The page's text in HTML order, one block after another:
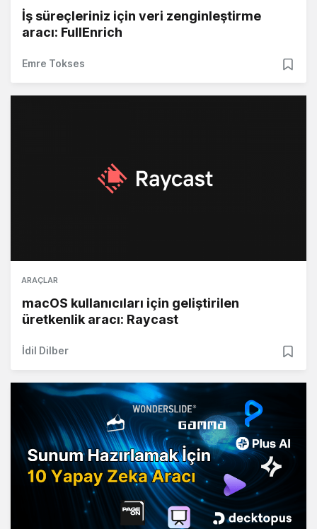
İş süreçleriniz için veri zenginleştirme
aracı: FullEnrich
Emre Tokses
ARAÇLAR
macOS kullanıcıları için geliştirilen
üretkenlik aracı: Raycast
İdil Dilber